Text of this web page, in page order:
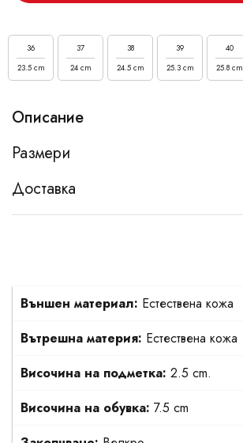
36
23.5 cm
37
24 cm
38
24.5 cm
39
25.3 cm
40
25.8 cm
Описание
Размери
Доставка
Външен материал: Естествена кожа
Вътрешна материя: Естествена кожа
Височина на подметка: 2.5 cm.
Височина на обувка: 7.5 cm